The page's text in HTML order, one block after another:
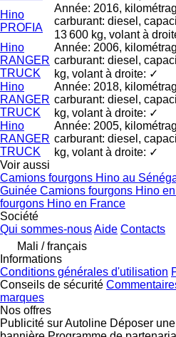
Hino
PROFIA
Année: 2016,
carburant: diesel,
13 600 kg, volant à
Hino
RANGER
TRUCK
Année: 2006,
carburant: diesel,
kg, volant à droite: ✓
Hino
RANGER
TRUCK
Année: 2018,
carburant: diesel,
kg, volant à droite: ✓
Hino
RANGER
TRUCK
Année: 2005,
carburant: diesel,
kg, volant à droite: ✓
Voir aussi
Camions fourgons Hino au
Guinée Camions fourgons Hino
fourgons Hino en France
Société
Qui sommes-nousAide Contacts
Mali / français
Informations
Conditions générales d'utilisation
Conseils de sécurité
marques
Nos offres
Publicité sur Autoline Déposer